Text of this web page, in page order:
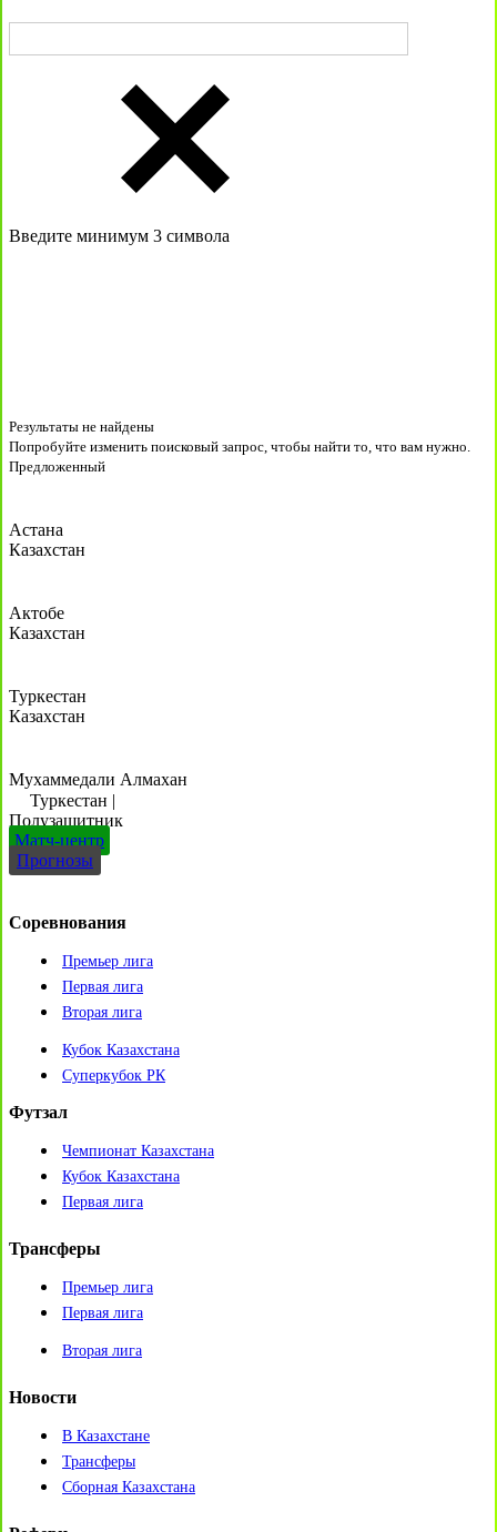
Введите минимум 3 символа
Результаты не найдены
Попробуйте изменить поисковый запрос, чтобы найти то, что вам нужно.
Предложенный
Астана
Казахстан
Актобе
Казахстан
Туркестан
Казахстан
Мухаммедали Алмахан
Туркестан |
Полузащитник
Матч-центр
Прогнозы
Соревнования
Премьер лига
Первая лига
Вторая лига
Кубок Казахстана
Суперкубок РК
Футзал
Чемпионат Казахстана
Кубок Казахстана
Первая лига
Трансферы
Премьер лига
Первая лига
Вторая лига
Новости
В Казахстане
Трансферы
Сборная Казахстана